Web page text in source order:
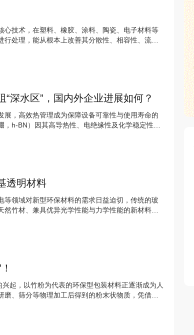
技术，在塑料、橡胶、涂料、陶瓷、电子材料等
处理，能从根本上改善其分散性、相容性、流动
深水区”，国内外企业进展如何？
，高效热管理成为保障设备可靠性与使用寿命的
h-BN）因其高导热性、电绝缘性及化学稳定性成
透明材料
领域对新型环保材料的需求日益迫切，传统的玻
竹材、兼具优异光学性能与力学性能的新材料
起，以竹粉为代表的环保型包装材料正逐渐成为人
、筛分等物理加工后得到的粉末状物质，凭借其